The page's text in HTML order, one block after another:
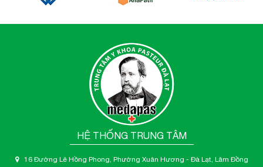
HỆ THỐNG TRUNG TÂM
16 Đường Lê Hồng Phong, Phường Xuân Hương - Đà Lạt, Lâm Đồng